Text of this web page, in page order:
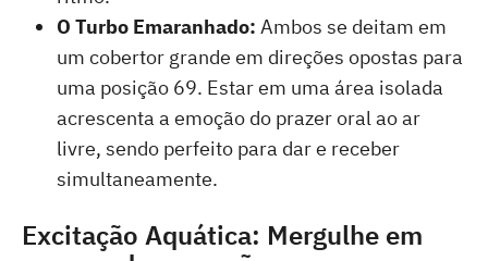
O Turbo Emaranhado:Ambos se deitam em
um cobertor grande em direções opostas para
uma posição 69. Estar em uma área isolada
acrescenta a emoção do prazer oral ao ar
livre, sendo perfeito para dar e receber
simultaneamente.
Excitação Aquática: Mergulhe em